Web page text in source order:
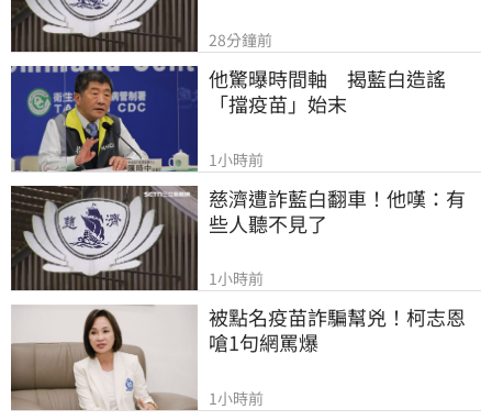
28分鐘前
他驚曝時間軸　揭藍白造謠
「擋疫苗」始末
1小時前
慈濟遭詐藍白翻車！他嘆：有
些人聽不見了
1小時前
被點名疫苗詐騙幫兇！柯志恩
嗆1句網罵爆
1小時前